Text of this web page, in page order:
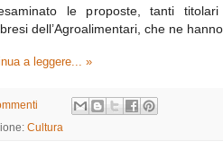
le proposte, tanti
dell’Agroalimentari, che ne
a leggere... »
Cultura